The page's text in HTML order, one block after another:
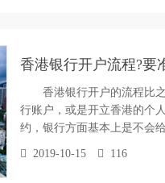
香港银行开户流程?要
香港银行开户的流程比之
行账户，或是开立香港的个
约，银行方面基本上是不会
2019-10-15 116